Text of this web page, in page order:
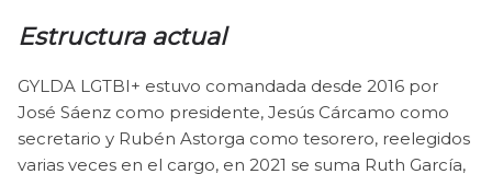
Estructura actual
GYLDA LGTBI+ estuvo comandada desde 2016 por
José Sáenz como presidente, Jesús Cárcamo como
secretario y Rubén Astorga como tesorero, reelegidos
varias veces en el cargo, en 2021 se suma Ruth García,